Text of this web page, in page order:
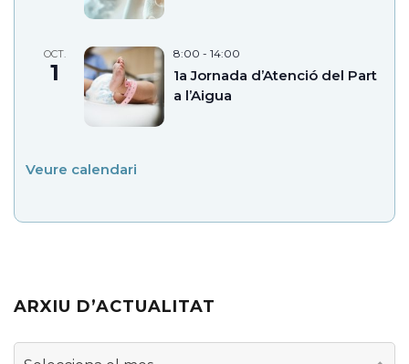
OCT.
1
8:00 - 14:00
1a Jornada d’Atenció del Part
a l’Aigua
Veure calendari
ARXIU D’ACTUALITAT